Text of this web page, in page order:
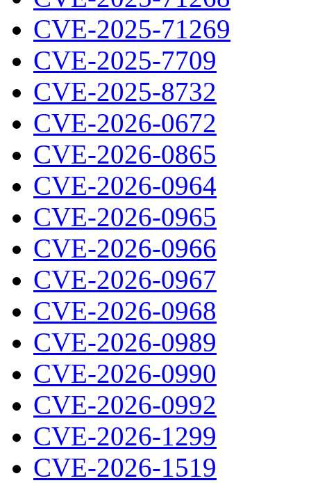
CVE-2025-71269
CVE-2025-7709
CVE-2025-8732
CVE-2026-0672
CVE-2026-0865
CVE-2026-0964
CVE-2026-0965
CVE-2026-0966
CVE-2026-0967
CVE-2026-0968
CVE-2026-0989
CVE-2026-0990
CVE-2026-0992
CVE-2026-1299
CVE-2026-1519